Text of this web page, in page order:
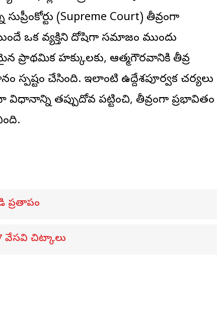
సుప్రీంకోర్టు (Supreme Court) తీవ్రంగా
ఒక వ్యక్తిని దోషిగా సమాజం ముందు
ప్రాథమిక హక్కులకు, ఆత్మగౌరవానికి తీవ్ర
చేసింది. ఇలాంటి ఉద్దేశపూర్వక చర్యలు
విధానాన్ని తప్పుదోవ పట్టించి, తీవ్రంగా ప్రభావితం
ప్రతాపం
వేసవి చిట్కాలు